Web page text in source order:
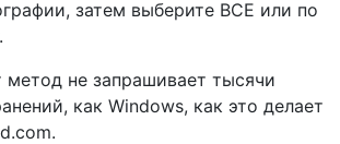
затем выберите ВСЕ или по
метод не запрашивает тысячи
как Windows, как это делает